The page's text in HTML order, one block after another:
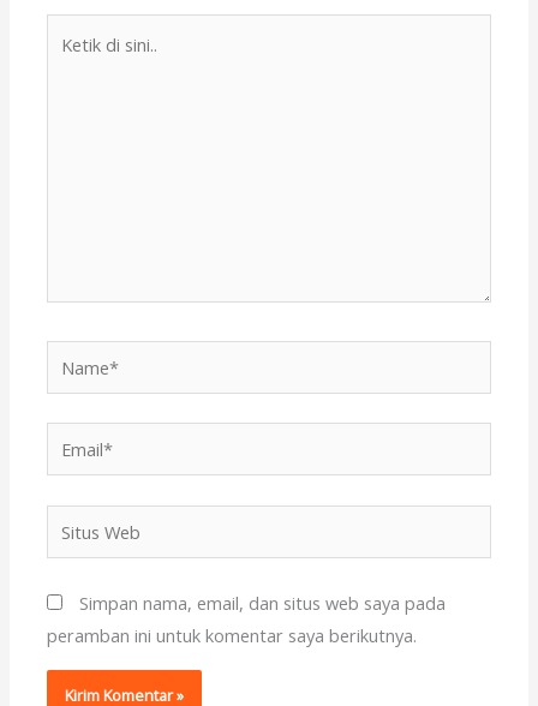
Web
Simpan nama, email, dan situs web saya pada
peramban ini untuk komentar saya berikutnya.